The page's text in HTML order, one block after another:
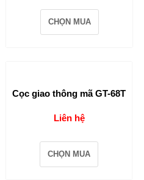
CHỌN MUA
Cọc giao thông mã GT-68T
Liên hệ
CHỌN MUA